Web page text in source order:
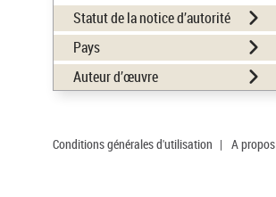
Statut de la notice d’autorité
Pays
Auteur d’œuvre
Conditions générales d'utilisation | A propos